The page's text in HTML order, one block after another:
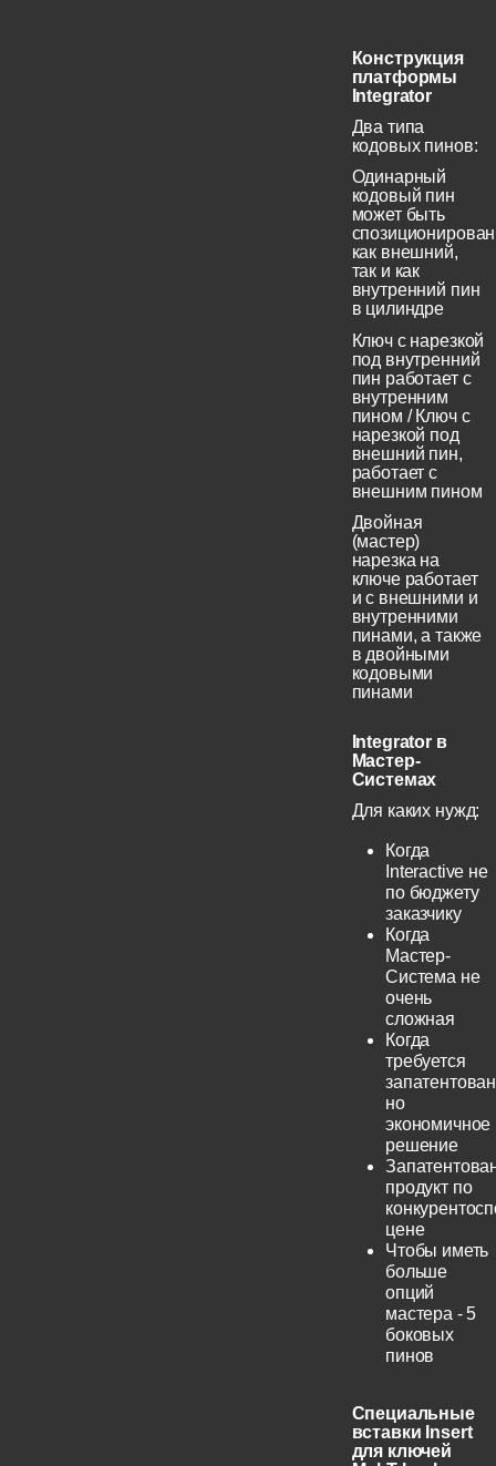
Конструкция
платформы
Integrator
Два типа
кодовых пинов:
Одинарный
кодовый пин
может быть
спозиционирован
как внешний,
так и как
внутренний пин
в цилиндре
Ключ с нарезкой
под внутренний
пин работает с
внутренним
пином / Ключ с
нарезкой под
внешний пин,
работает с
внешним пином
Двойная
(мастер)
нарезка на
ключе работает
и с внешними и
внутренними
пинами, а также
в двойными
кодовыми
пинами
Integrator в
Мастер-
Системах
Для каких нужд:
Когда
Interactive не
по бюджету
заказчику
Когда
Мастер-
Система не
очень
сложная
Когда
требуется
но
экономичное
решение
продукт по
цене
Чтобы иметь
больше
опций
мастера - 5
боковых
пинов
Специальные
вставки Insert
для ключей